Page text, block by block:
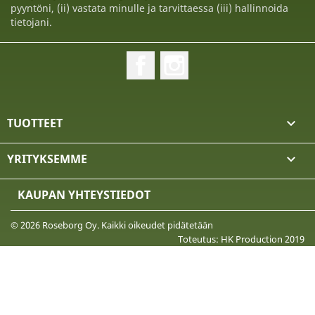
pyyntöni, (ii) vastata minulle ja tarvittaessa (iii) hallinnoida
tietojani.
TUOTTEET 
YRITYKSEMME 
KAUPAN YHTEYSTIEDOT
© 2026 Roseborg Oy. Kaikki oikeudet pidätetään
Toteutus: HK Production 2019